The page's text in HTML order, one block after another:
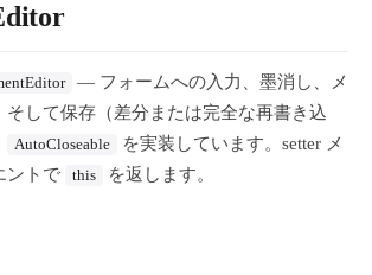
— フォームへの入力、墨消し、メ
そして保存（差分または完全な再書き込
AutoCloseable
を実装しています。setter メ
ントで
this を返します。